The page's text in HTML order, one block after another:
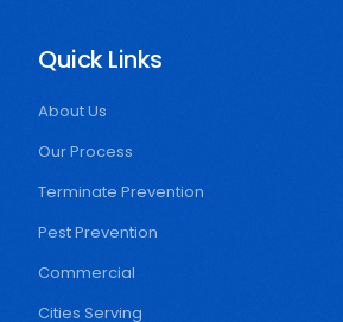
Quick Links
About Us
Our Process
Terminate Prevention
Pest Prevention
Commercial
Cities Serving